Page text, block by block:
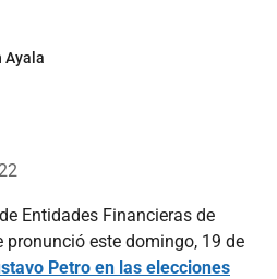
Ayala
Entidades Financieras de
pronunció este domingo, 19 de
Petro en las elecciones